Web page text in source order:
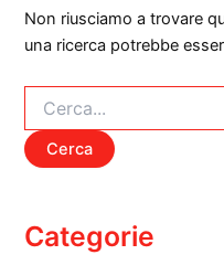
Non riusciamo a trovare
una ricerca potrebbe
Categorie